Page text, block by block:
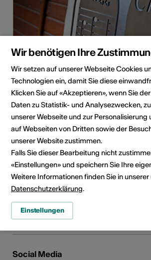
Institution / Organisation
Jazz-Chälli
Fülagasse 2
3930 Visp
E-Mail
Webseite
Route planen
ÖV Fahrplan
Social Media
Wir benötigen Ihre
Wir setzen auf unserer Webseite Cookies
Technologien ein, damit Sie diese
Klicken Sie auf «Akzeptieren», wenn Sie
Daten zu Statistik- und Analysezwecken,
unserer Webseite und zur Personalisierung
auf Webseiten von Dritten sowie der
unserer Website zustimmen.
Falls Sie dieser Bearbeitung nicht
«Einstellungen» und speichern Sie Ihre
Weitere Informationen finden Sie in unserer
Datenschutzerklärung.
Einstellungen